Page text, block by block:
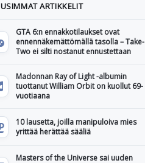
ARTIKKELIT
GTA 6:n ennakkotilaukset ovat
ennennäkemättömällä tasolla – Take-
Two ei silti nostanut ennustettaan
Madonnan Ray of Light -albumin
tuottanut William Orbit on kuollut 69-
vuotiaana
10 lausetta, joilla manipuloiva mies
yrittää herättää sääliä
Masters of the Universe sai uuden